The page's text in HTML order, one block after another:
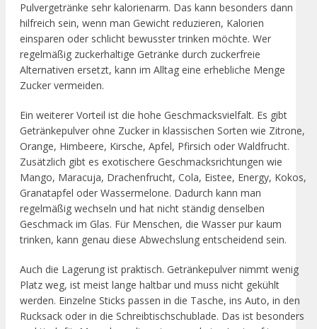
Pulvergetränke sehr kalorienarm. Das kann besonders dann
hilfreich sein, wenn man Gewicht reduzieren, Kalorien
einsparen oder schlicht bewusster trinken möchte. Wer
regelmäßig zuckerhaltige Getränke durch zuckerfreie
Alternativen ersetzt, kann im Alltag eine erhebliche Menge
Zucker vermeiden.
Ein weiterer Vorteil ist die hohe Geschmacksvielfalt. Es gibt
Getränkepulver ohne Zucker in klassischen Sorten wie Zitrone,
Orange, Himbeere, Kirsche, Apfel, Pfirsich oder Waldfrucht.
Zusätzlich gibt es exotischere Geschmacksrichtungen wie
Mango, Maracuja, Drachenfrucht, Cola, Eistee, Energy, Kokos,
Granatapfel oder Wassermelone. Dadurch kann man
regelmäßig wechseln und hat nicht ständig denselben
Geschmack im Glas. Für Menschen, die Wasser pur kaum
trinken, kann genau diese Abwechslung entscheidend sein.
Auch die Lagerung ist praktisch. Getränkepulver nimmt wenig
Platz weg, ist meist lange haltbar und muss nicht gekühlt
werden. Einzelne Sticks passen in die Tasche, ins Auto, in den
Rucksack oder in die Schreibtischschublade. Das ist besonders